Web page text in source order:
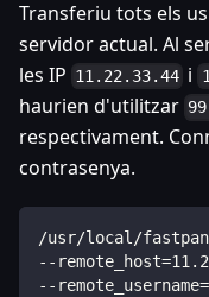
Transferiu tots els
servidor actual. Al
les IP 11.22.33.44 i
haurien d'utilitzar
respectivament.
contrasenya.
/usr/local/
--
--